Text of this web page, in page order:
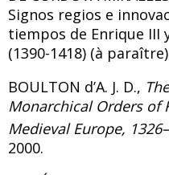
Signos regios e
tiempos de Enrique III
(1390-1418) (à
BOULTON d’A. J. D.,
Monarchical Orders of
Medieval Europe,
2000.